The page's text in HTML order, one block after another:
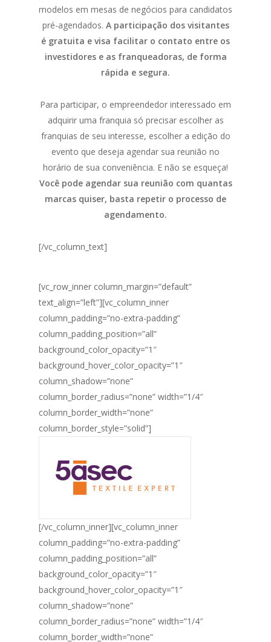
modelos em mesas de negócios para candidatos
pré-agendados. A participação dos visitantes
é gratuita e visa facilitar o contato entre os
investidores e as franqueadoras, de forma
rápida e segura.
Para participar, o empreendedor interessado em
adquirir uma franquia só precisar escolher as
franquias de seu interesse, escolher a edição do
evento que deseja agendar sua reunião no
horário de sua conveniência. E não se esqueça!
Você pode agendar sua reunião com quantas
marcas quiser, basta repetir o processo de
agendamento.
[/vc_column_text]
[vc_row_inner column_margin=”default”
text_align=”left”][vc_column_inner
column_padding=”no-extra-padding”
column_padding_position=”all”
background_color_opacity=”1″
background_hover_color_opacity=”1″
column_shadow=”none”
column_border_radius=”none” width=”1/4″
column_border_width=”none”
column_border_style=”solid”]
[/vc_column_inner][vc_column_inner
column_padding=”no-extra-padding”
column_padding_position=”all”
background_color_opacity=”1″
background_hover_color_opacity=”1″
column_shadow=”none”
column_border_radius=”none” width=”1/4″
column_border_width=”none”